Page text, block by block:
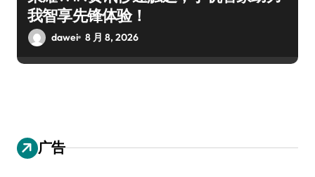
我智享先锋体验！
dawei 8 月 8, 2026
广告